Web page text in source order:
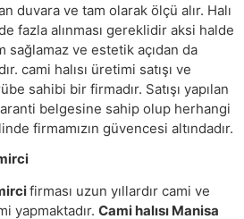
duvara ve tam olarak ölçü alır. Halı
fazla alınması gereklidir aksi halde
sağlamaz ve estetik açıdan da
cami halısı üretimi satışı ve
sahibi bir firmadır. Satışı yapılan
belgesine sahip olup herhangi
firmamızın güvencesi altındadır.
firması uzun yıllardır cami ve
yapmaktadır. Cami halısı Manisa